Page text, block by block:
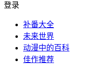
登录
补番大全
未来世界
动漫中的百科
佳作推荐